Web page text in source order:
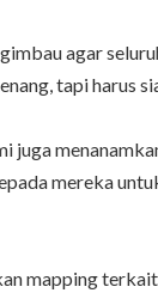
agar
tapi harus
juga
mereka
mapping